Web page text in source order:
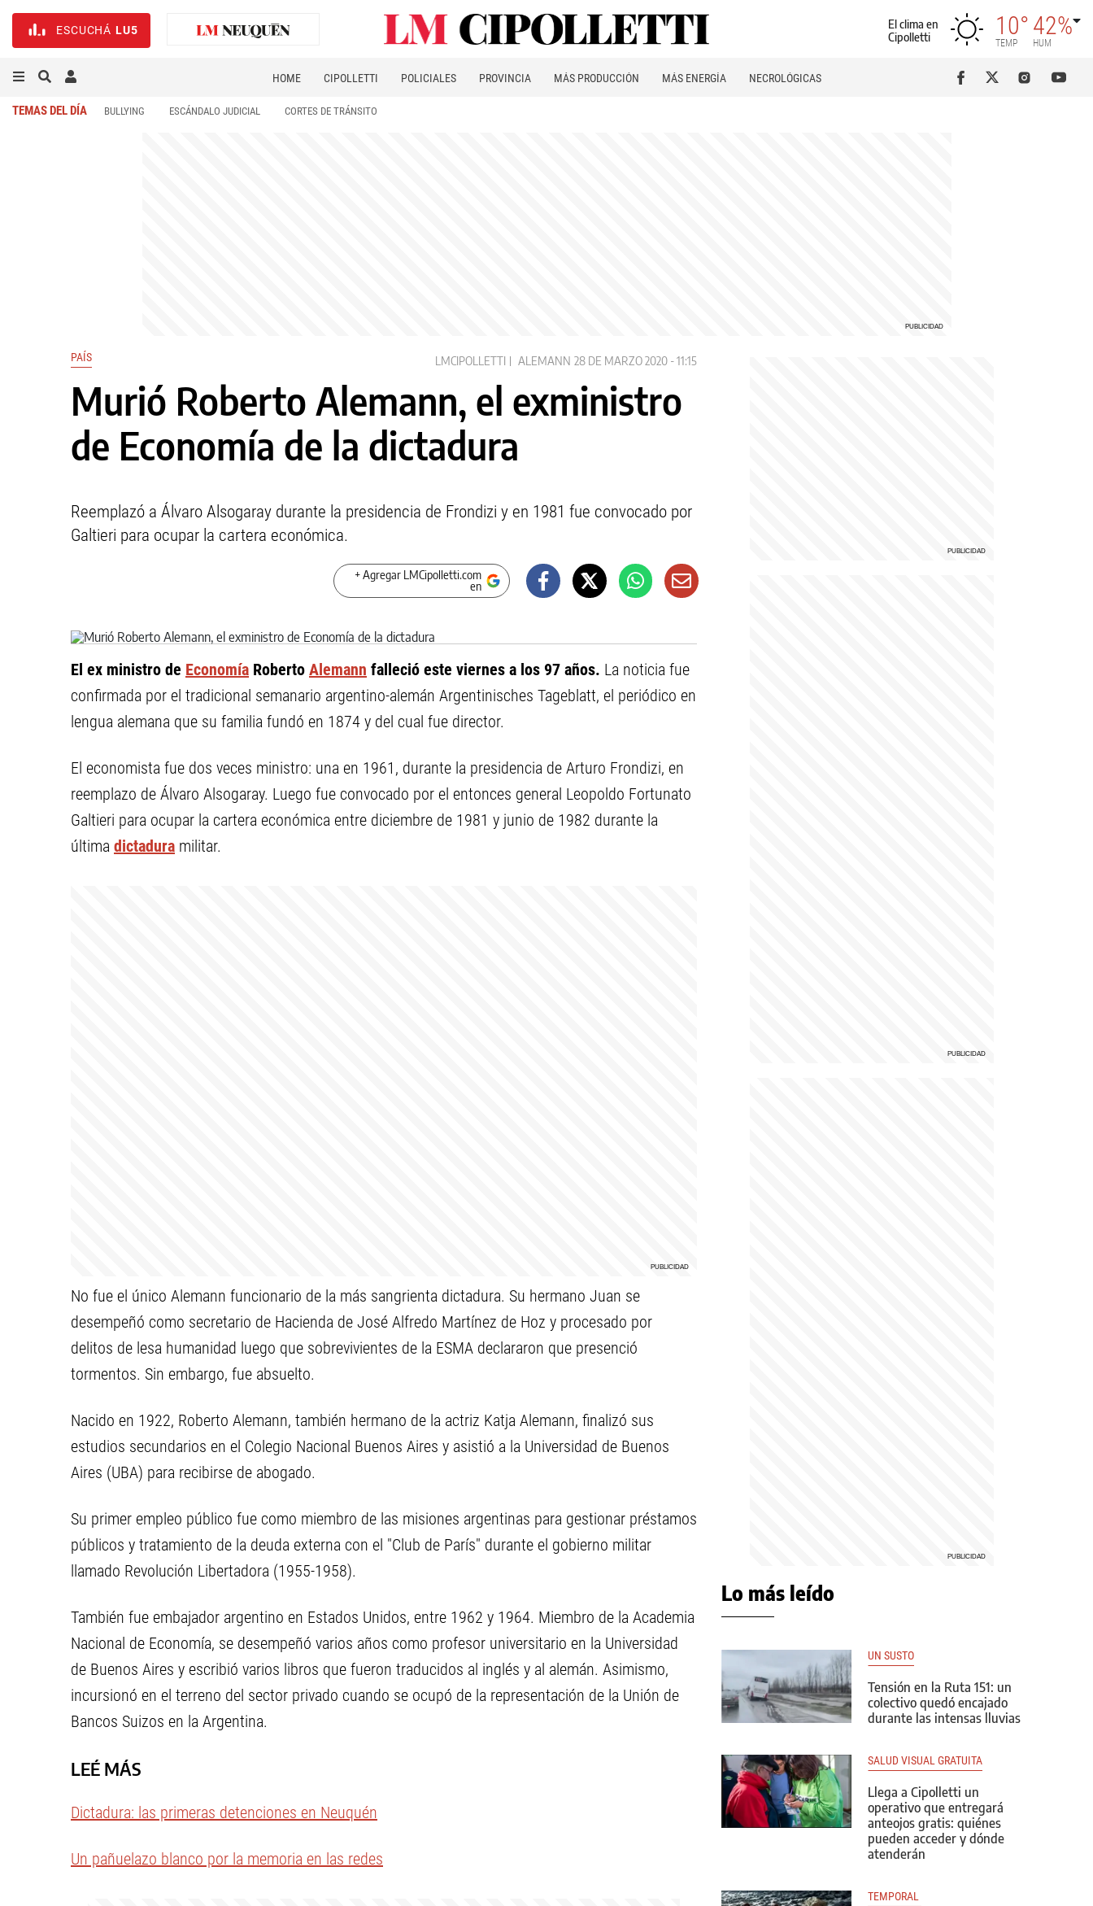
ESCUCHÁ LU5
El clima en
Cipolletti
10°
TEMP
42%
HUM
HOME CIPOLLETTI POLICIALES PROVINCIA MÁS PRODUCCIÓN MÁS ENERGÍA NECROLÓGICAS
TEMAS DEL DÍA BULLYING ESCÁNDALO JUDICIAL CORTES DE TRÁNSITO
PAÍS LMCIPOLLETTI ALEMANN 28 DE MARZO 2020 - 11:15
Murió Roberto Alemann, el exministro
de Economía de la dictadura
Reemplazó a Álvaro Alsogaray durante la presidencia de Frondizi y en 1981 fue convocado por
Galtieri para ocupar la cartera económica.
+ Agregar LMCipolletti.com
en
El ex ministro de Economía Roberto Alemann falleció este viernes a los 97 años. La noticia fue
confirmada por el tradicional semanario argentino-alemán Argentinisches Tageblatt, el periódico en
lengua alemana que su familia fundó en 1874 y del cual fue director.
El economista fue dos veces ministro: una en 1961, durante la presidencia de Arturo Frondizi, en
reemplazo de Álvaro Alsogaray. Luego fue convocado por el entonces general Leopoldo Fortunato
Galtieri para ocupar la cartera económica entre diciembre de 1981 y junio de 1982 durante la
última dictadura militar.
No fue el único Alemann funcionario de la más sangrienta dictadura. Su hermano Juan se
desempeñó como secretario de Hacienda de José Alfredo Martínez de Hoz y procesado por
delitos de lesa humanidad luego que sobrevivientes de la ESMA declararon que presenció
tormentos. Sin embargo, fue absuelto.
Nacido en 1922, Roberto Alemann, también hermano de la actriz Katja Alemann, finalizó sus
estudios secundarios en el Colegio Nacional Buenos Aires y asistió a la Universidad de Buenos
Aires (UBA) para recibirse de abogado.
Su primer empleo público fue como miembro de las misiones argentinas para gestionar préstamos
públicos y tratamiento de la deuda externa con el "Club de París" durante el gobierno militar
llamado Revolución Libertadora (1955-1958).
También fue embajador argentino en Estados Unidos, entre 1962 y 1964. Miembro de la Academia
Nacional de Economía, se desempeñó varios años como profesor universitario en la Universidad
de Buenos Aires y escribió varios libros que fueron traducidos al inglés y al alemán. Asimismo,
incursionó en el terreno del sector privado cuando se ocupó de la representación de la Unión de
Bancos Suizos en la Argentina.
LEÉ MÁS
Dictadura: las primeras detenciones en Neuquén
Un pañuelazo blanco por la memoria en las redes
Lo más leído
UN SUSTO
Tensión en la Ruta 151: un
colectivo quedó encajado
durante las intensas lluvias
SALUD VISUAL GRATUITA
Llega a Cipolletti un
operativo que entregará
anteojos gratis: quiénes
pueden acceder y dónde
atenderán
TEMPORAL